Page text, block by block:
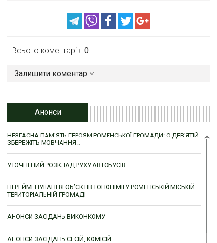
Всього коментарів: 0
Залишити коментар
Анонси
НЕЗГАСНА ПАМ’ЯТЬ ГЕРОЯМ РОМЕНСЬКОЇ ГРОМАДИ: О ДЕВ’ЯТІЙ
ЗБЕРЕЖІТЬ МОВЧАННЯ…
УТОЧНЕНИЙ РОЗКЛАД РУХУ АВТОБУСІВ
ПЕРЕЙМЕНУВАННЯ ОБ’ЄКТІВ ТОПОНІМІЇ У РОМЕНСЬКІЙ МІСЬКІЙ
ТЕРИТОРІАЛЬНІЙ ГРОМАДІ
АНОНСИ ЗАСІДАНЬ ВИКОНКОМУ
АНОНСИ ЗАСІДАНЬ СЕСІЙ, КОМІСІЙ